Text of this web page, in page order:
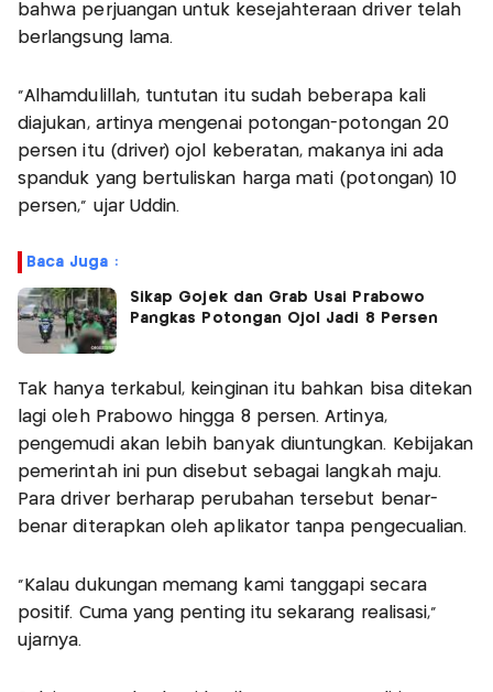
bahwa perjuangan untuk kesejahteraan driver telah
berlangsung lama.
“Alhamdulillah, tuntutan itu sudah beberapa kali
diajukan, artinya mengenai potongan-potongan 20
persen itu (driver) ojol keberatan, makanya ini ada
spanduk yang bertuliskan harga mati (potongan) 10
persen,” ujar Uddin.
Baca Juga :
Sikap Gojek dan Grab Usai Prabowo
Pangkas Potongan Ojol Jadi 8 Persen
Tak hanya terkabul, keinginan itu bahkan bisa ditekan
lagi oleh Prabowo hingga 8 persen. Artinya,
pengemudi akan lebih banyak diuntungkan. Kebijakan
pemerintah ini pun disebut sebagai langkah maju.
Para driver berharap perubahan tersebut benar-
benar diterapkan oleh aplikator tanpa pengecualian.
“Kalau dukungan memang kami tanggapi secara
positif. Cuma yang penting itu sekarang realisasi,"
ujarnya.